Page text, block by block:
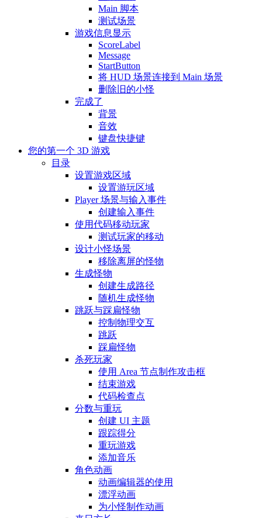
Main 脚本
测试场景
游戏信息显示
ScoreLabel
Message
StartButton
将 HUD 场景连接到 Main 场景
删除旧的小怪
完成了
背景
音效
键盘快捷键
您的第一个 3D 游戏
目录
设置游戏区域
设置游玩区域
Player 场景与输入事件
创建输入事件
使用代码移动玩家
测试玩家的移动
设计小怪场景
移除离屏的怪物
生成怪物
创建生成路径
随机生成怪物
跳跃与踩扁怪物
控制物理交互
跳跃
踩扁怪物
杀死玩家
使用 Area 节点制作攻击框
结束游戏
代码检查点
分数与重玩
创建 UI 主题
跟踪得分
重玩游戏
添加音乐
角色动画
动画编辑器的使用
漂浮动画
为小怪制作动画